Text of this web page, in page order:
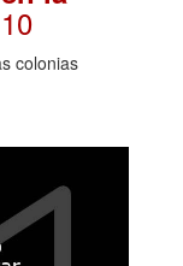
colonias